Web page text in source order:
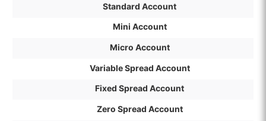
Standard Account
Mini Account
Micro Account
Variable Spread Account
Fixed Spread Account
Zero Spread Account